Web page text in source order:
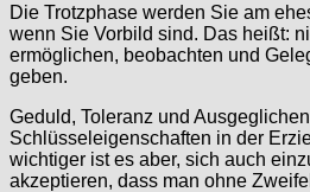
Die Trotzphase werden Sie am
wenn Sie Vorbild sind. Das heißt:
ermöglichen, beobachten und
geben.
Geduld, Toleranz und
Schlüsseleigenschaften in der
wichtiger ist es aber, sich auch
akzeptieren, dass man ohne